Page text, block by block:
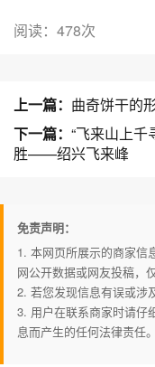
阅读：478次
上一篇： 曲奇饼干的
下一篇： “飞来山上千
胜——绍兴飞来峰
免责声明：
1. 本网页所展示的商家信
网公开数据或网友投稿，
2. 若您发现信息有误或涉
3. 用户在联系商家时请仔
息而产生的任何法律责任。